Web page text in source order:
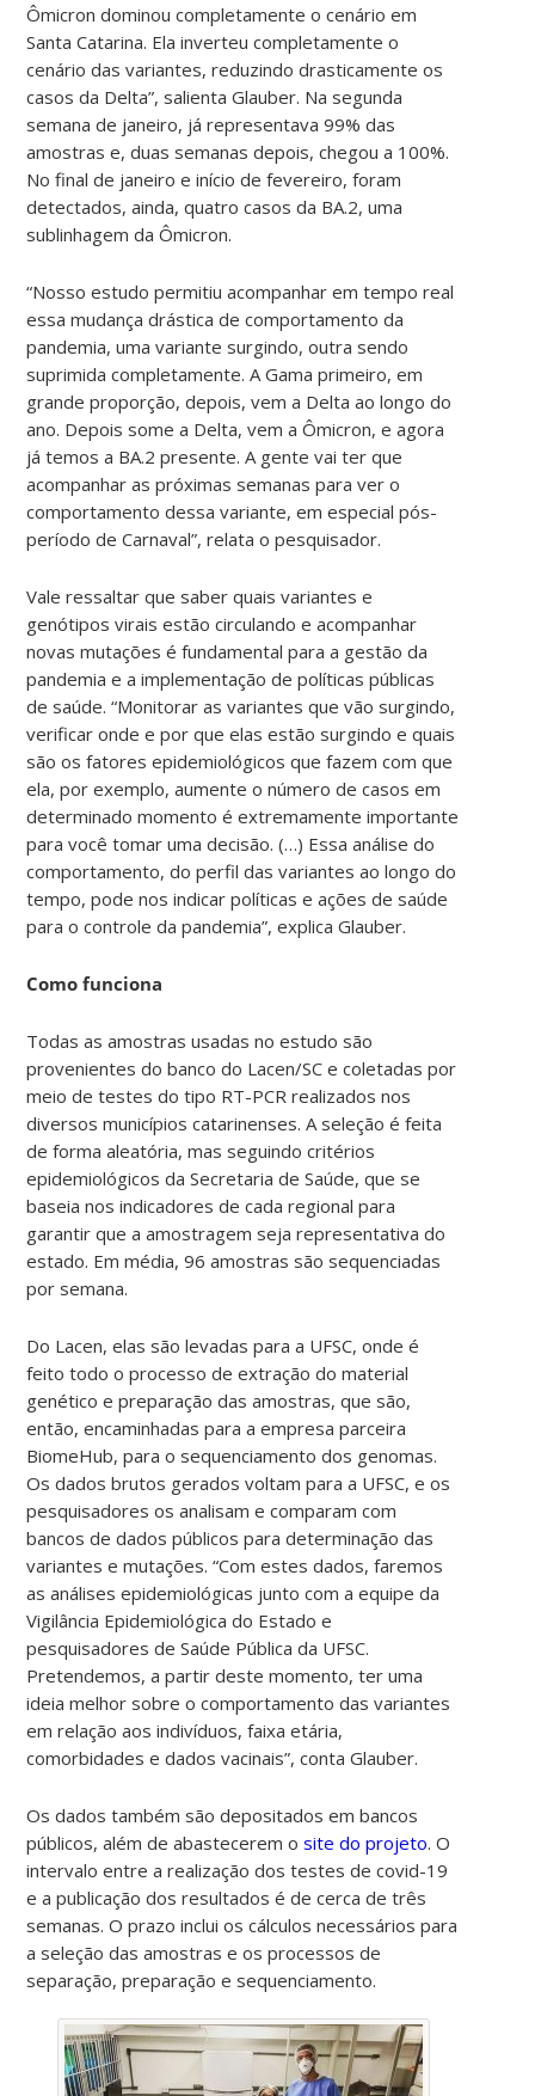
Ômicron dominou completamente o cenário em
Santa Catarina. Ela inverteu completamente o
cenário das variantes, reduzindo drasticamente os
casos da Delta”, salienta Glauber. Na segunda
semana de janeiro, já representava 99% das
amostras e, duas semanas depois, chegou a 100%.
No final de janeiro e início de fevereiro, foram
detectados, ainda, quatro casos da BA.2, uma
sublinhagem da Ômicron.
“Nosso estudo permitiu acompanhar em tempo real
essa mudança drástica de comportamento da
pandemia, uma variante surgindo, outra sendo
suprimida completamente. A Gama primeiro, em
grande proporção, depois, vem a Delta ao longo do
ano. Depois some a Delta, vem a Ômicron, e agora
já temos a BA.2 presente. A gente vai ter que
acompanhar as próximas semanas para ver o
comportamento dessa variante, em especialpós-
períodode Carnaval”, relata o pesquisador.
Vale ressaltar que saber quais variantes e
genótipos virais estão circulando e acompanhar
novas mutações é fundamental para a gestão da
pandemia e a implementação de políticas públicas
de saúde. “Monitorar as variantes que vão surgindo,
verificar onde e por que elas estão surgindo e quais
são os fatores epidemiológicos que fazem com que
ela, por exemplo, aumente o número de casos em
determinado momento é extremamente importante
para você tomar uma decisão. (…) Essa análise do
comportamento, do perfil das variantes ao longo do
tempo, pode nos indicar políticas e ações de saúde
para o controle da pandemia”, explica Glauber.
Como funciona
Todas as amostras usadas no estudo são
provenientes do banco do Lacen/SC e coletadas por
meio de testes do tipo RT-PCR realizados nos
diversos municípios catarinenses. A seleção é feita
de forma aleatória, mas seguindo critérios
epidemiológicos da Secretaria de Saúde, que se
baseia nos indicadores de cada regional para
garantir que a amostragem seja representativa do
estado. Em média, 96 amostras são sequenciadas
por semana.
Do Lacen, elas são levadas para a UFSC, onde é
feito todo o processo de extração do material
genético e preparação das amostras, que são,
então, encaminhadas para a empresa parceira
BiomeHub, para o sequenciamento dos genomas.
Os dados brutos gerados voltam para a UFSC, e os
pesquisadores os analisam e comparam com
bancos de dados públicos para determinação das
variantes e mutações. “Com estes dados, faremos
as análises epidemiológicas junto com a equipe da
Vigilância Epidemiológica do Estado e
pesquisadores de Saúde Pública da UFSC.
Pretendemos, a partir deste momento, ter uma
ideia melhor sobre o comportamento das variantes
em relação aos indivíduos, faixa etária,
comorbidades e dados vacinais”, conta Glauber.
Os dados também são depositados em bancos
públicos, além de abastecerem osite do projeto. O
intervalo entre a realização dos testes de covid-19
e a publicação dos resultados é de cerca de três
semanas. O prazo inclui os cálculos necessários para
a seleção das amostras e os processos de
separação, preparação e sequenciamento.